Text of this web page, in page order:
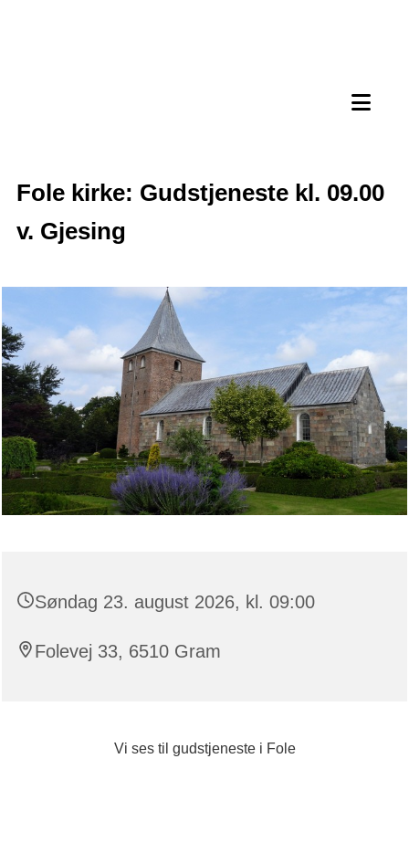
Fole kirke: Gudstjeneste kl. 09.00
v. Gjesing
Søndag 23. august 2026, kl. 09:00
Folevej 33, 6510 Gram
Vi ses til gudstjeneste i Fole